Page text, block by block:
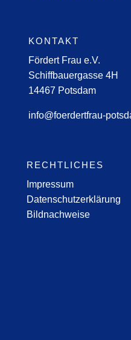
KONTAKT
Fördert Frau e.V.
Schiffbauergasse 4H
14467 Potsdam
info@foerdertfrau-
RECHTLICHES
Impressum
Datenschutzerklärung
Bildnachweise